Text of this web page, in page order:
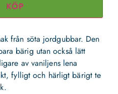
KÖP
från söta jordgubbar. Den
bärig utan också lätt
av vaniljens lena
fylligt och härligt bärigt te